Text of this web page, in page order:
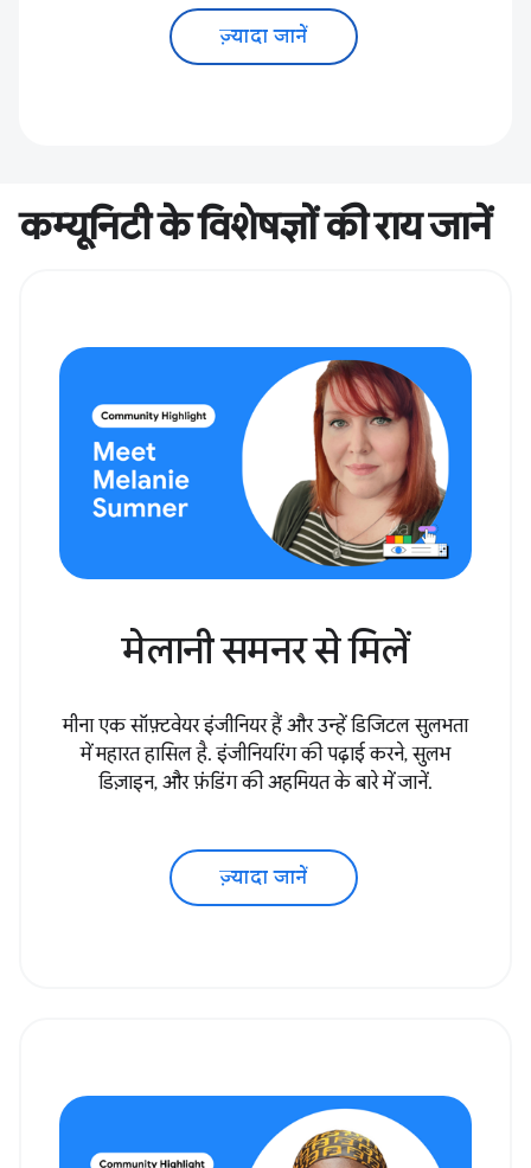
ज़्यादा जानें
कम्यूनिटी के विशेषज्ञों की राय जानें
मेलानी समनर से मिलें
मीना एक सॉफ़्टवेयर इंजीनियर हैं और उन्हें डिजिटल सुलभता
में महारत हासिल है. इंजीनियरिंग की पढ़ाई करने, सुलभ
डिज़ाइन, और फ़ंडिंग की अहमियत के बारे में जानें.
ज़्यादा जानें